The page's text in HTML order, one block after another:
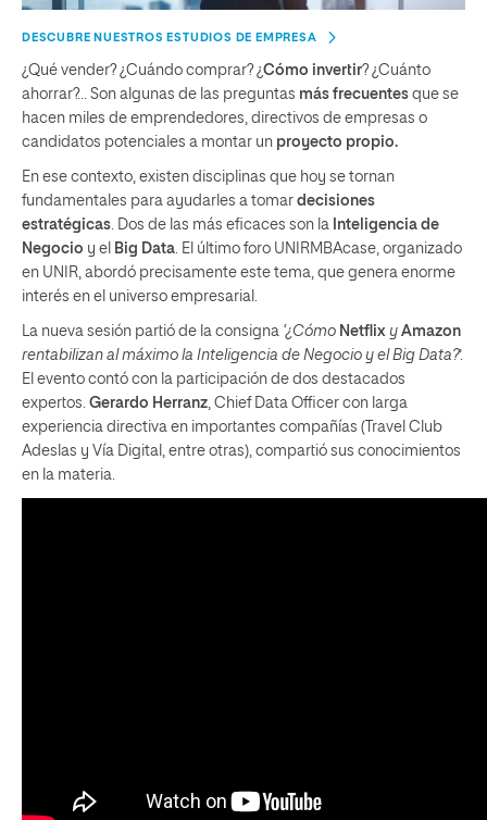
DESCUBRE NUESTROS ESTUDIOS DE EMPRESA
¿Qué vender? ¿Cuándo comprar? ¿Cómo invertir? ¿Cuánto
ahorrar?… Son algunas de las preguntas más frecuentes que se
hacen miles de emprendedores, directivos de empresas o
candidatos potenciales a montar un proyecto propio.
En ese contexto, existen disciplinas que hoy se tornan
fundamentales para ayudarles a tomar decisiones
estratégicas. Dos de las más eficaces son la Inteligencia de
Negocio y el Big Data. El último foro UNIRMBAcase, organizado
en UNIR, abordó precisamente este tema, que genera enorme
interés en el universo empresarial.
La nueva sesión partió de la consigna ‘¿Cómo Netflix y Amazon
rentabilizan al máximo la Inteligencia de Negocio y el Big Data?’.
El evento contó con la participación de dos destacados
expertos. Gerardo Herranz, Chief Data Officer con larga
experiencia directiva en importantes compañías (Travel Club
Adeslas y Vía Digital, entre otras), compartió sus conocimientos
en la materia.